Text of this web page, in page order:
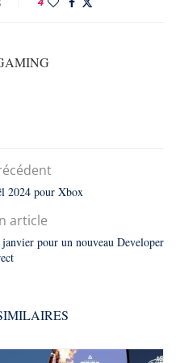
2024 pour Xbox
article
pour un nouveau Developer